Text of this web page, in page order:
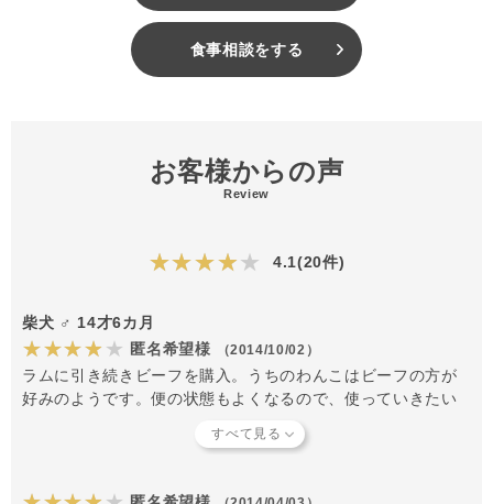
食事相談をする
お客様からの声
Review
★★★★★ 4.1(20件)
柴犬 ♂ 14才6カ月
★★★★★ 匿名希望様 （2014/10/02）
ラムに引き続きビーフを購入。うちのわんこはビーフの方が
好みのようです。便の状態もよくなるので、使っていきたい
思案中です。フード選びは本当に難しいです・・・。